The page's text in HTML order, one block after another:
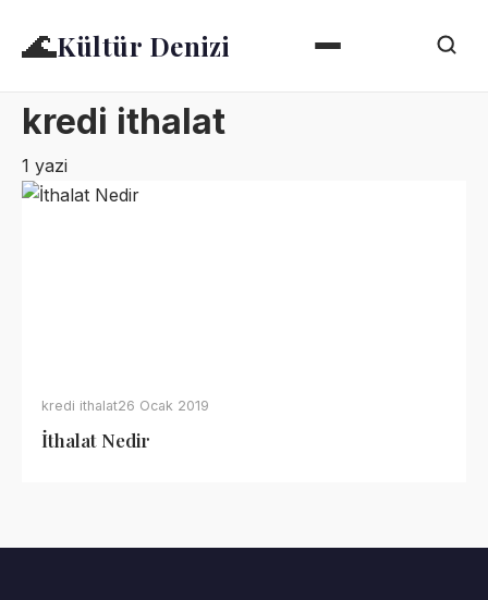
🌊Kültür Denizi
kredi ithalat
1 yazi
kredi ithalat26 Ocak 2019
İthalat Nedir